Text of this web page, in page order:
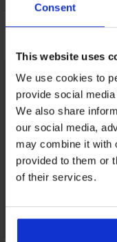
Consent
This website uses
We use cookies to
provide social
We also share
our social media,
may combine it with
provided to them or
of their services.